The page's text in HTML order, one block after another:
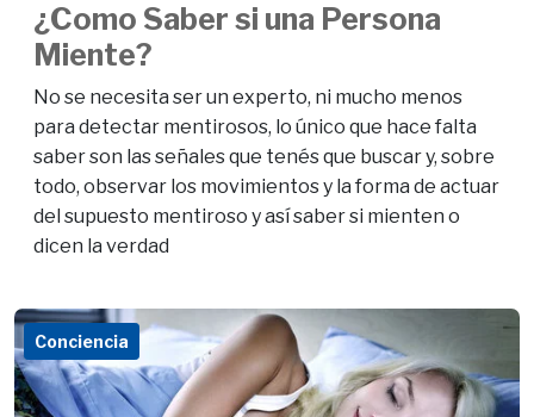
¿Como Saber si una Persona
Miente?
No se necesita ser un experto, ni mucho menos
para detectar mentirosos, lo único que hace falta
saber son las señales que tenés que buscar y, sobre
todo, observar los movimientos y la forma de actuar
del supuesto mentiroso y así saber si mienten o
dicen la verdad
Conciencia